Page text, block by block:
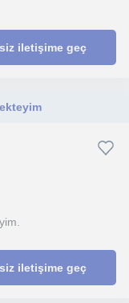
iletişime geç
iletişime geç